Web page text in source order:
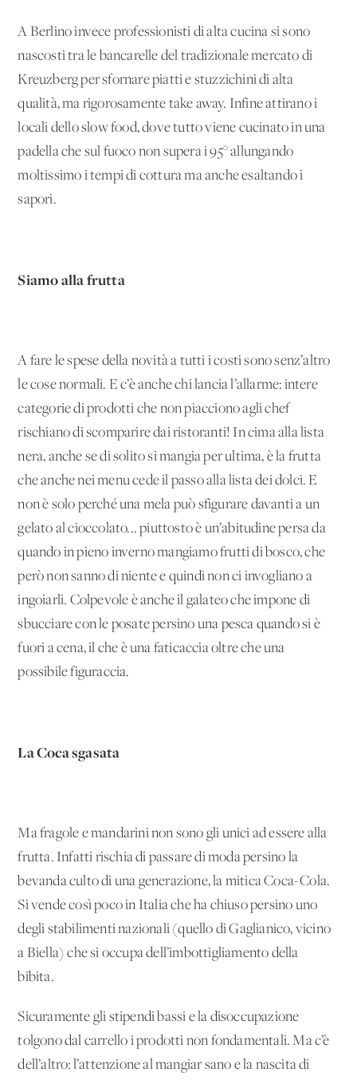
A Berlino invece professionisti di alta cucina si sono
nascosti tra le bancarelle del tradizionale mercato di
Kreuzberg per sfornare piatti e stuzzichini di alta
qualità, ma rigorosamente take away. Infine attirano i
locali dello slow food, dove tutto viene cucinato in una
padella che sul fuoco non supera i 95° allungando
moltissimo i tempi di cottura ma anche esaltando i
sapori.
Siamo alla frutta
A fare le spese della novità a tutti i costi sono senz’altro
le cose normali. E c’è anche chi lancia l’allarme: intere
categorie di prodotti che non piacciono agli chef
rischiano di scomparire dai ristoranti! In cima alla lista
nera, anche se di solito si mangia per ultima, è la frutta
che anche nei menu cede il passo alla lista dei dolci. E
non è solo perché una mela può sfigurare davanti a un
gelato al cioccolato... piuttosto è un’abitudine persa da
quando in pieno inverno mangiamo frutti di bosco, che
però non sanno di niente e quindi non ci invogliano a
ingoiarli. Colpevole è anche il galateo che impone di
sbucciare con le posate persino una pesca quando si è
fuori a cena, il che è una faticaccia oltre che una
possibile figuraccia.
La Coca sgasata
Ma fragole e mandarini non sono gli unici ad essere alla
frutta. Infatti rischia di passare di moda persino la
bevanda culto di una generazione, la mitica Coca-Cola.
Si vende così poco in Italia che ha chiuso persino uno
degli stabilimenti nazionali (quello di Gaglianico, vicino
a Biella) che si occupa dell’imbottigliamento della
bibita.
Sicuramente gli stipendi bassi e la disoccupazione
tolgono dal carrello i prodotti non fondamentali. Ma c’è
dell’altro: l’attenzione al mangiar sano e la nascita di